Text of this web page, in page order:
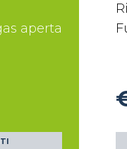
aperta